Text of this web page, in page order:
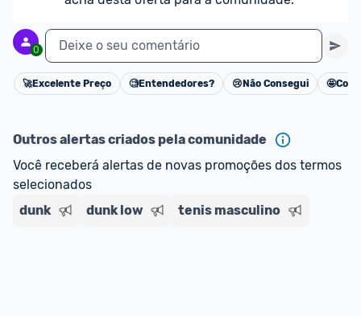
0 Deixe o seu comentário
Cancelar
🚀Excelente Preço 🧐Entendedores? 😢 Não Consegui 🤩
Outros alertas criados pela comunidade
Você receberá alertas de novas promoções dos termos
selecionados
dunk
dunk low tenis masculino